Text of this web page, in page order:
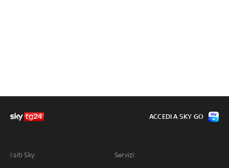
I siti Sky: Servizi:
ACCEDI A SKY GO